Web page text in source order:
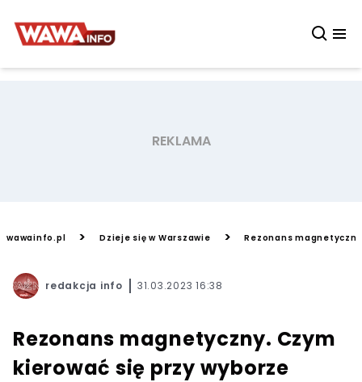
wawainfo.pl > Dzieje się w Warszawie > Rezonans
redakcja info 31.03.2023 16:38
Rezonans magnetyczny. Czym
kierować się przy wyborze